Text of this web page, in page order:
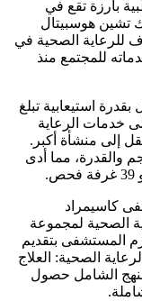
بارزة تقع في
تشين هوسبيتال
للرعاية الصحية في
للمجتمع منذ
استيعابية تبلغ
خدمات الرعاية
إلى منشأة أكبر.
والقدرة، مما أدى
كاسيمراد
الصحية لمجموعة
المستشفى بتقديم
الصحية: العلاج
الشامل حصول